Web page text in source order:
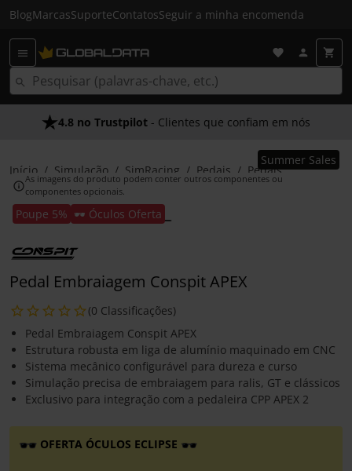
BlogMarcasSuporteContatosSeguir a minha encomenda
4.8 no Trustpilot - Clientes que confiam em nós
Início Simulação SimRacing Pedais Pedais
Poupe 5% 🕶️ Óculos Oferta
Summer Sales
As imagens do produto podem conter outros componentes ou
componentes opcionais.
Pedal Embraiagem Conspit APEX
(0 Classificações)
Pedal Embraiagem Conspit APEX
Estrutura robusta em liga de alumínio maquinado em CNC
Sistema mecânico configurável para dureza e curso
Simulação precisa de embraiagem para ralis, GT e clássicos
Exclusivo para integração com a pedaleira CPP APEX 2
OFERTA ÓCULOS ECLIPSE